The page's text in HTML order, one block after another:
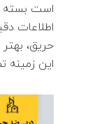
است بسته
اطلاعات
حریق،
این زمینه